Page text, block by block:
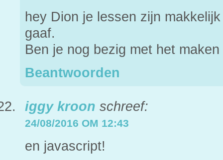
hey Dion je lessen zijn
gaaf.
Ben je nog bezig met het
Beantwoorden
iggy kroon schreef:
24/08/2016 OM 12:43
en javascript!